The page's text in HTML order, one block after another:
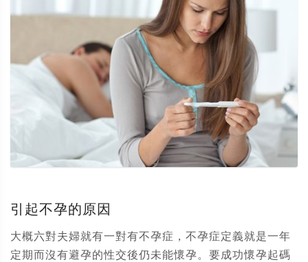
引起不孕的原因
大概六對夫婦就有一對有不孕症，不孕症定義就是一年
定期而沒有避孕的性交後仍未能懷孕。要成功懷孕起碼